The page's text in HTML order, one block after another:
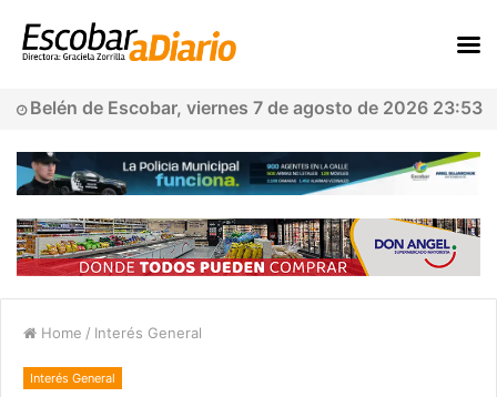
Belén de Escobar, viernes 7 de agosto de 2026 23:53
Home / Interés General
Interés General